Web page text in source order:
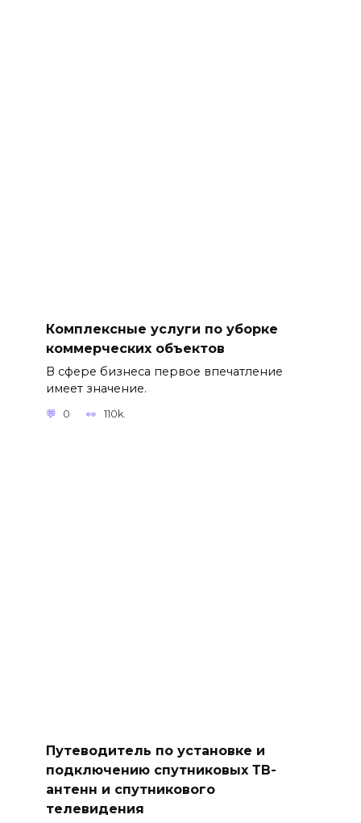
Комплексные услуги по уборке
коммерческих объектов
В сфере бизнеса первое впечатление
имеет значение.
0 110k.
Путеводитель по установке и
подключению спутниковых ТВ-
антенн и спутникового
телевидения